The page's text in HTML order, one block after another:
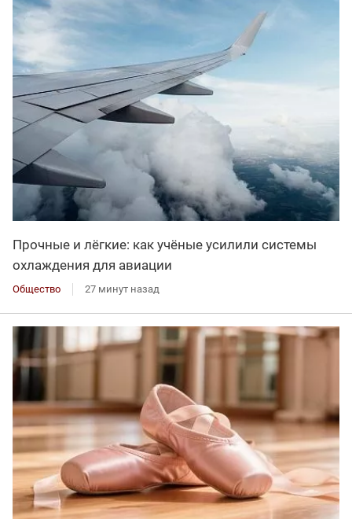
Прочные и лёгкие: как учёные усилили системы
охлаждения для авиации
Общество 27 минут назад